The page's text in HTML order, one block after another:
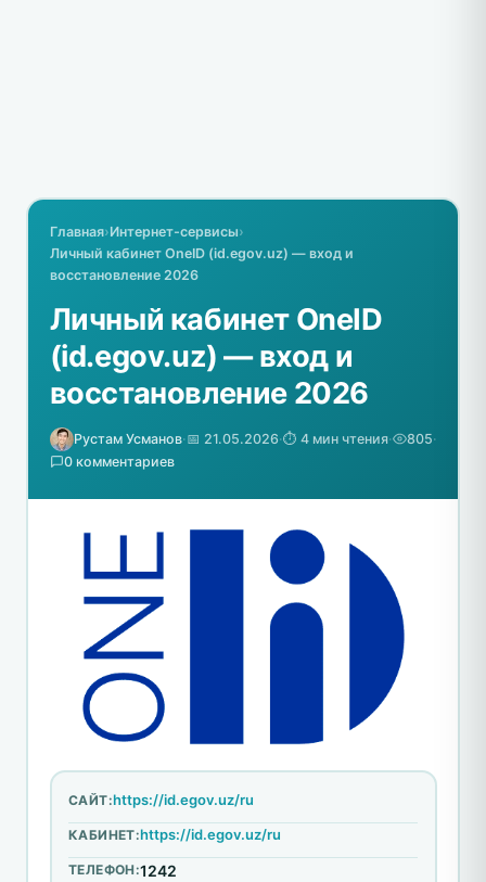
Главная›Интернет-сервисы›
Личный кабинет OneID (id.egov.uz) — вход и
восстановление 2026
Личный кабинет OneID
(id.egov.uz) — вход и
восстановление 2026
Рустам Усманов·📅 21.05.2026·⏱️ 4 мин чтения· 805·
0 комментариев
САЙТ:https://id.egov.uz/ru
КАБИНЕТ:https://id.egov.uz/ru
ТЕЛЕФОН:1242